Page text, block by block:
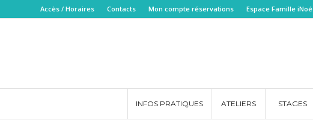
Accès / Horaires Contacts Mon compte réservations Espace Famille iNoé
INFOS PRATIQUES ATELIERS STAGES